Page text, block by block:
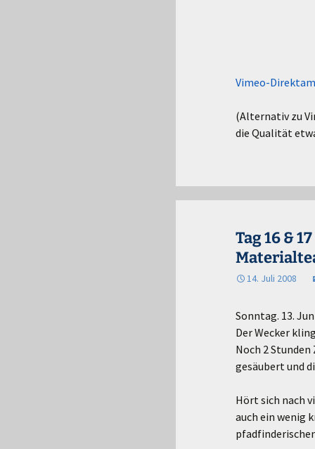
Vimeo-
(Alternativ zu
die Qualität
Tag 16 &
14. Juli 2008
Sonntag. 13.
Der Wecker
Noch 2
gesäubert und
Hört sich nach
auch ein wenig